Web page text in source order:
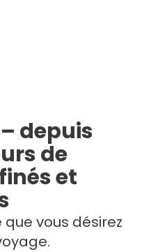
depuis
de
et
vous désirez